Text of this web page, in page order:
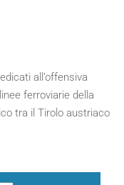
all’offensiva
ferroviarie della
tra il Tirolo austriaco